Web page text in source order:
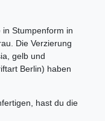
Stumpenform in
Die Verzierung
gelb und
Berlin) haben
hast du die